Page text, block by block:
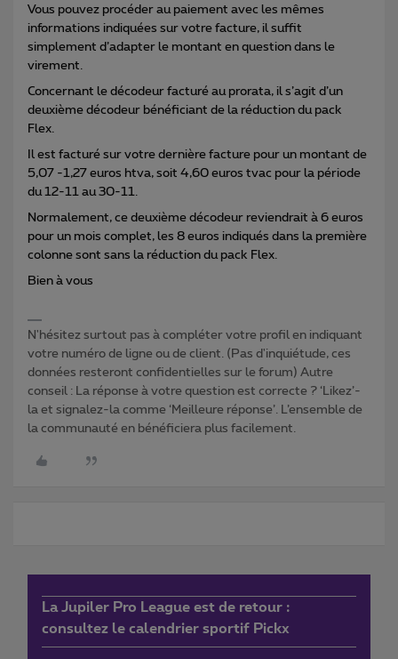
Vous pouvez procéder au paiement avec les mêmes
informations indiquées sur votre facture, il suffit
simplement d’adapter le montant en question dans le
virement.
Concernant le décodeur facturé au prorata, il s’agit d’un
deuxième décodeur bénéficiant de la réduction du pack
Flex.
Il est facturé sur votre dernière facture pour un montant de
5,07 -1,27 euros htva, soit 4,60 euros tvac pour la période
du 12-11 au 30-11.
Normalement, ce deuxième décodeur reviendrait à 6 euros
pour un mois complet, les 8 euros indiqués dans la première
colonne sont sans la réduction du pack Flex.
Bien à vous
N'hésitez surtout pas à compléter votre profil en indiquant
votre numéro de ligne ou de client. (Pas d'inquiétude, ces
données resteront confidentielles sur le forum) Autre
conseil : La réponse à votre question est correcte ? ‘Likez’-
la et signalez-la comme ‘Meilleure réponse’. L’ensemble de
la communauté en bénéficiera plus facilement.
La Jupiler Pro League est de retour :
consultez le calendrier sportif Pickx